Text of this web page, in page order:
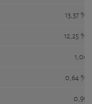
13,37 %
12,25 %
1,06
0,64 %
0,99